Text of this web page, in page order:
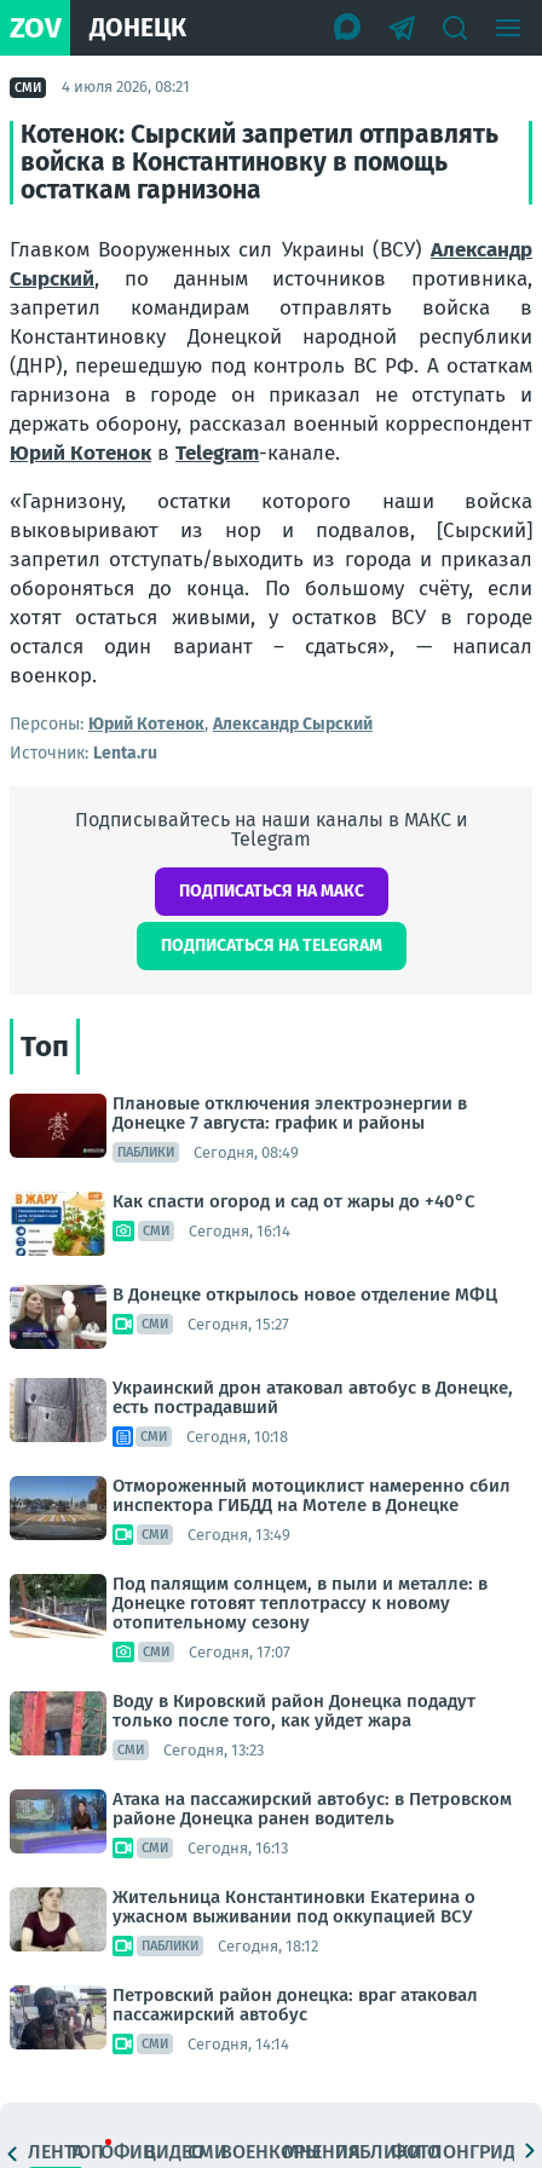
ZOV ДОНЕЦК
СМИ 4 июля 2026, 08:21
Котенок: Сырский запретил отправлять
войска в Константиновку в помощь
остаткам гарнизона
Главком Вооруженных сил Украины (ВСУ) Александр
Сырский, по данным источников противника,
запретил командирам отправлять войска в
Константиновку Донецкой народной республики
(ДНР), перешедшую под контроль ВС РФ. А остаткам
гарнизона в городе он приказал не отступать и
держать оборону, рассказал военный корреспондент
Юрий Котенокв Telegram-канале.
«Гарнизону, остатки которого наши войска
выковыривают из нор и подвалов, [Сырский]
запретил отступать/выходить из города и приказал
обороняться до конца. По большому счёту, если
хотят остаться живыми, у остатков ВСУ в городе
остался один вариант – сдаться», — написал
военкор.
Персоны: Юрий Котенок, Александр Сырский
Источник: Lenta.ru
Подписывайтесь на наши каналы в МАКС и
Telegram
ПОДПИСАТЬСЯ НА МАКС
ПОДПИСАТЬСЯ НА TELEGRAM
Топ
Плановые отключения электроэнергии в
Донецке 7 августа: график и районы
ПАБЛИКИ Сегодня, 08:49
Как спасти огород и сад от жары до +40°C
СМИ Сегодня, 16:14
В Донецке открылось новое отделение МФЦ
СМИ Сегодня, 15:27
Украинский дрон атаковал автобус в Донецке,
есть пострадавший
СМИ Сегодня, 10:18
Отмороженный мотоциклист намеренно сбил
инспектора ГИБДД на Мотеле в Донецке
СМИ Сегодня, 13:49
Под палящим солнцем, в пыли и металле: в
Донецке готовят теплотрассу к новому
отопительному сезону
СМИ Сегодня, 17:07
Воду в Кировский район Донецка подадут
только после того, как уйдет жара
СМИ Сегодня, 13:23
Атака на пассажирский автобус: в Петровском
районе Донецка ранен водитель
СМИ Сегодня, 16:13
Жительница Константиновки Екатерина о
ужасном выживании под оккупацией ВСУ
ПАБЛИКИ Сегодня, 18:12
Петровский район донецка: враг атаковал
пассажирский автобус
СМИ Сегодня, 14:14
ЛЕНТАТОПОФИЦ.ВИДЕОСМИВОЕНКОРЫМНЕНИЯПАБЛИКИ
ФОТОЛОНГРИДЫ